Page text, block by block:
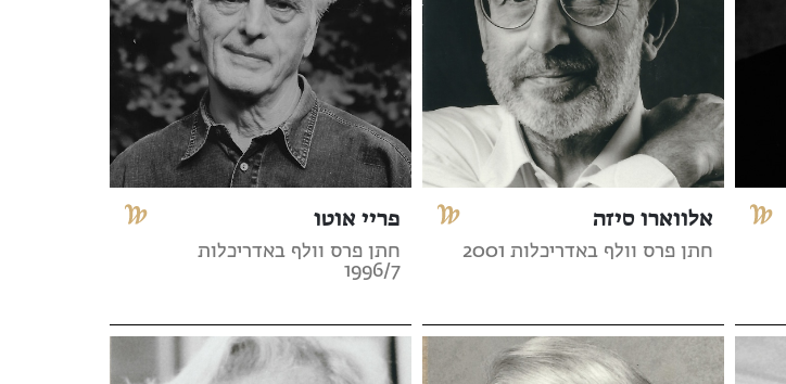
אלווארו סיזה
חתן פרס וולף באדריכלות 2001
פריי אוטו
חתן פרס וולף באדריכלות
1996/7